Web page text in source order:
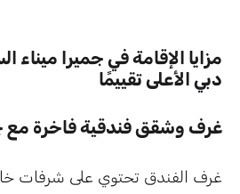
مزايا الإقامة في جميرا ميناء
دبي الأعلى تقييمًا
غرف وشقق فندقية فاخرة مع
غرف الفندق تحتوي على شرفات